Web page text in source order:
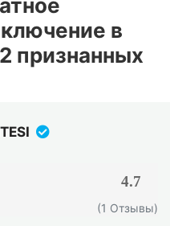
в
признанных
4.7
(1 Отзывы)